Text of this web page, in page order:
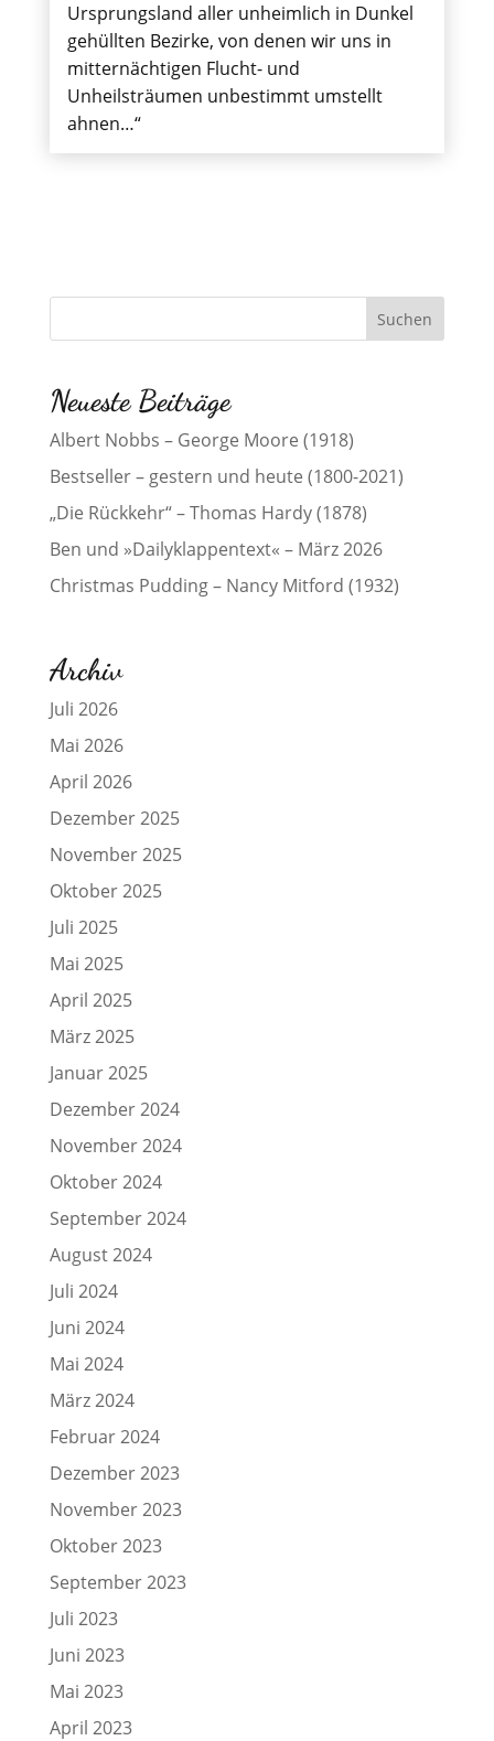
Ursprungsland aller unheimlich in Dunkel
gehüllten Bezirke, von denen wir uns in
mitternächtigen Flucht- und
Unheilsträumen unbestimmt umstellt
ahnen…“
Neueste Beiträge
Albert Nobbs – George Moore (1918)
Bestseller – gestern und heute (1800-2021)
„Die Rückkehr“ – Thomas Hardy (1878)
Ben und »Dailyklappentext« – März 2026
Christmas Pudding – Nancy Mitford (1932)
Archiv
Juli 2026
Mai 2026
April 2026
Dezember 2025
November 2025
Oktober 2025
Juli 2025
Mai 2025
April 2025
März 2025
Januar 2025
Dezember 2024
November 2024
Oktober 2024
September 2024
August 2024
Juli 2024
Juni 2024
Mai 2024
März 2024
Februar 2024
Dezember 2023
November 2023
Oktober 2023
September 2023
Juli 2023
Juni 2023
Mai 2023
April 2023